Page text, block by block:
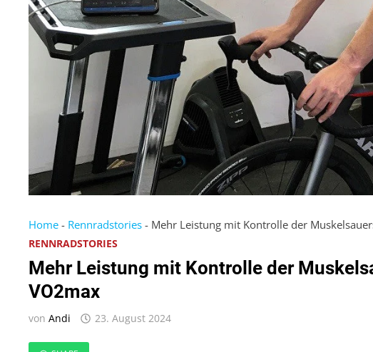
Home - Rennradstories - Mehr Leistung mit Kontrolle der
RENNRADSTORIES
Mehr Leistung mit Kontrolle der
VO2max
vonAndi 23. August 2024